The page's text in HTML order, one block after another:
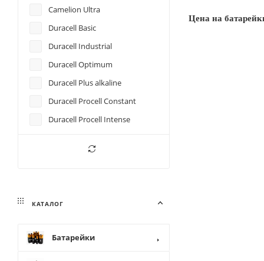
Цена на
30
40
60
80
500
Camelion Ultra
Duracell Basic
Duracell Industrial
Duracell Optimum
Duracell Plus alkaline
Duracell Procell Constant
Duracell Procell Intense
Duracell Simply
КАТАЛОГ
Батарейки